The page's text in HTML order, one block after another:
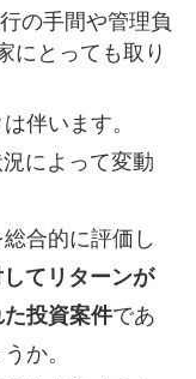
の手間や管理負
にとっても取り
伴います。
によって変動
合的に評価し
してリターンが
投資案件であ
か。